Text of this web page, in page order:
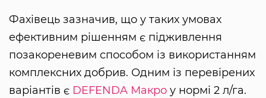
Фахівець зазначив, що у таких умовах
ефективним рішенням є підживлення
позакореневим способом із використанням
комплексних добрив. Одним із перевірених
варіантів є DEFENDA Макро у нормі 2 л/га.